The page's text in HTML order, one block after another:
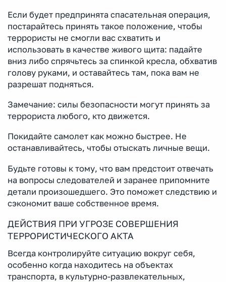
Если будет предпринята спасательная операция,
постарайтесь принять такое положение, чтобы
террористы не смогли вас схватить и
использовать в качестве живого щита: падайте
вниз либо спрячьтесь за спинкой кресла, обхватив
голову руками, и оставайтесь там, пока вам не
разрешат подняться.
Замечание: силы безопасности могут принять за
террориста любого, кто движется.
Покидайте самолет как можно быстрее. Не
останавливайтесь, чтобы отыскать личные вещи.
Будьте готовы к тому, что вам предстоит отвечать
на вопросы следователей и заранее припомните
детали произошедшего. Это поможет следствию и
сэкономит ваше собственное время.
ДЕЙСТВИЯ ПРИ УГРОЗЕ СОВЕРШЕНИЯ
ТЕРРОРИСТИЧЕСКОГО АКТА
Всегда контролируйте ситуацию вокруг себя,
особенно когда находитесь на объектах
транспорта, в культурно-развлекательных,